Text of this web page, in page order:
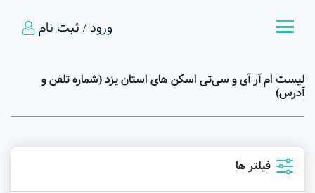
ورود / ثبت نام
لیست ام آر آی و سی‌تی اسکن های استان یزد (شماره تلفن و
آدرس)
فیلتر ها